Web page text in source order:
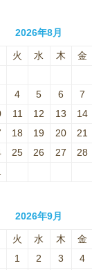
2026年8月
火 水 木 金
4 5 6 7
11 12 13 14
18 19 20 21
25 26 27 28
2026年9月
火 水 木 金
1
2 3 4